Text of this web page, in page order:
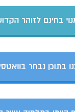
בחינם לזוהר
בתוכן נבחר